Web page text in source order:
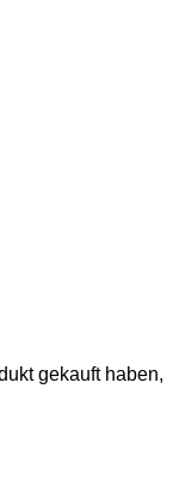
gekauft haben,